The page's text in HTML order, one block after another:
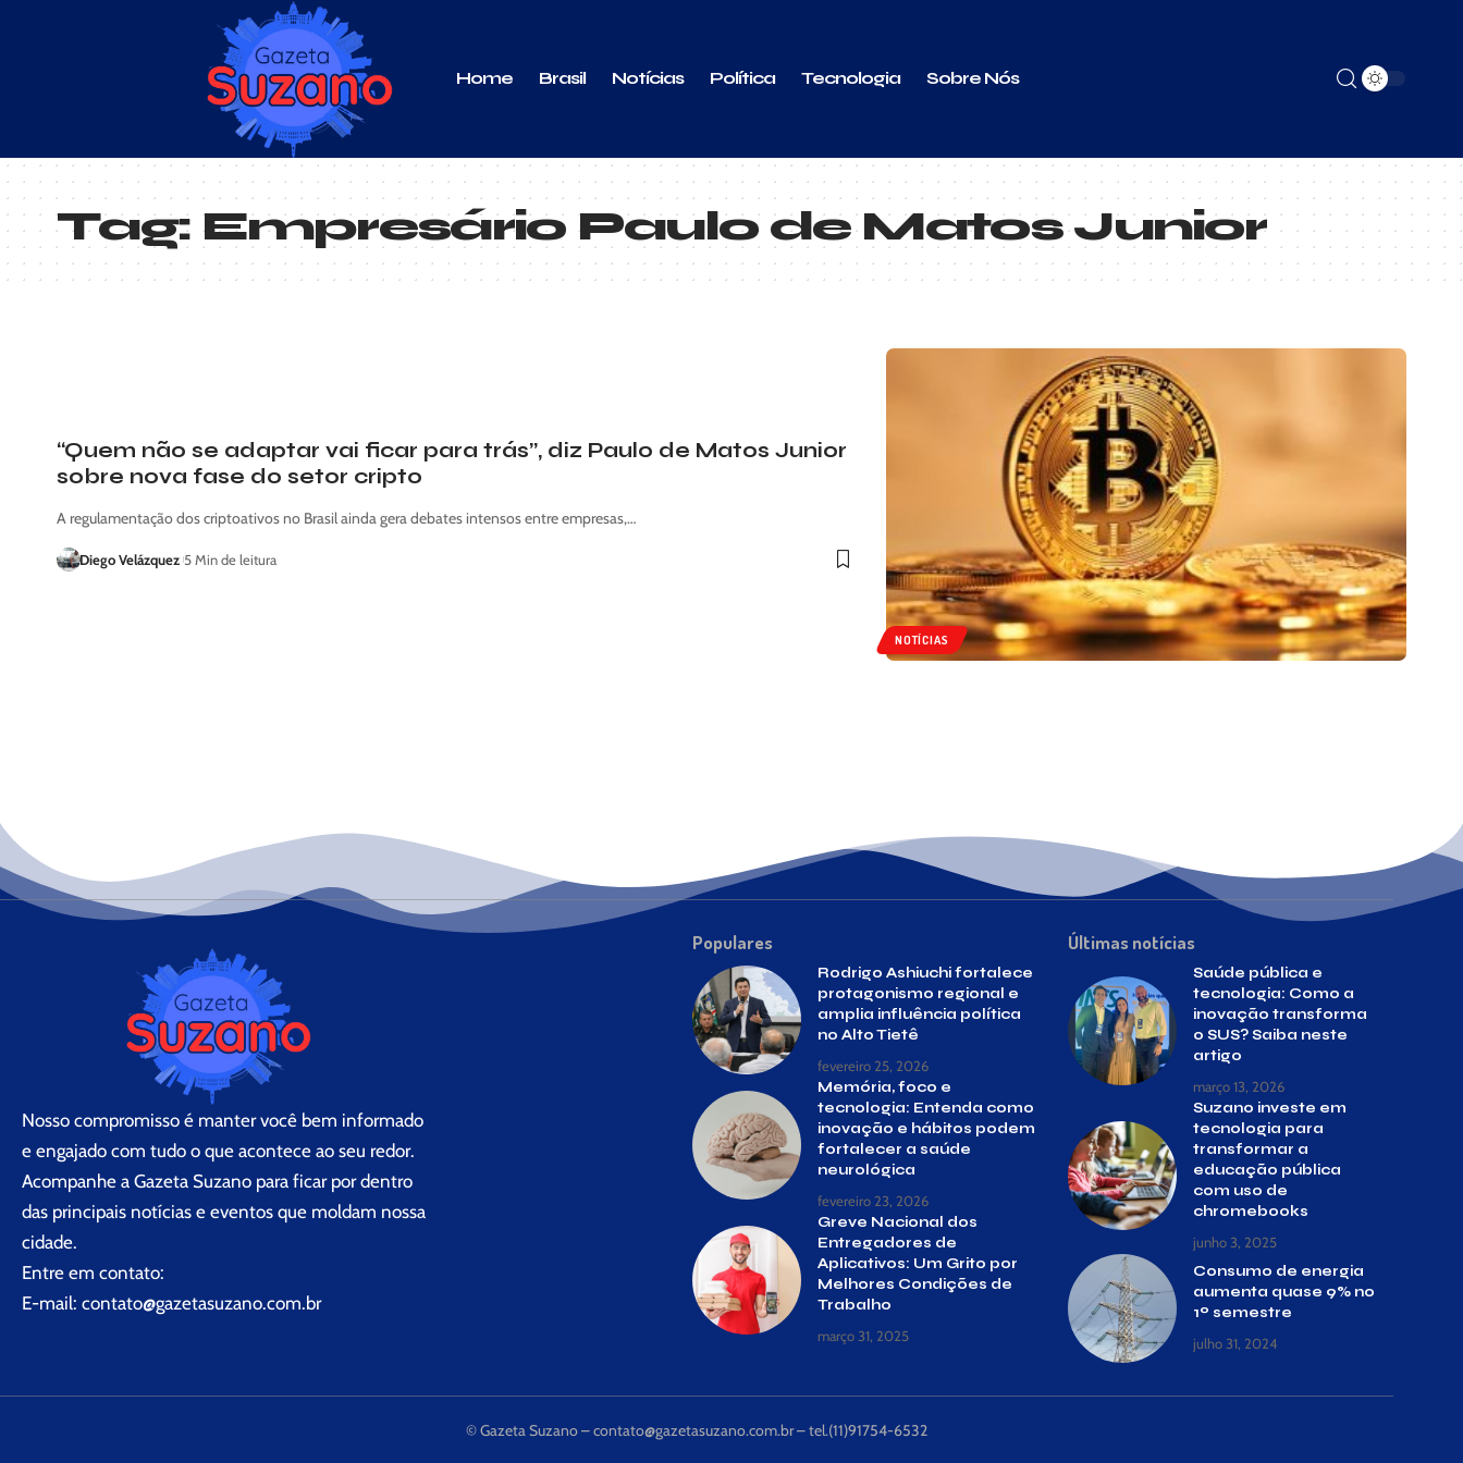
Home Brasil Notícias Política Tecnologia Sobre Nós
Tag: Empresário Paulo de Matos Junior
NOTÍCIAS
“Quem não se adaptar vai ficar para trás”, diz Paulo de Matos Junior
sobre nova fase do setor cripto
A regulamentação dos criptoativos no Brasil ainda gera debates intensos entre empresas,…
Diego Velázquez 5 Min de leitura
Nosso compromisso é manter você bem informado
e engajado com tudo o que acontece ao seu redor.
Acompanhe a Gazeta Suzano para ficar por dentro
das principais notícias e eventos que moldam nossa
cidade.
Entre em contato:
E-mail: contato@gazetasuzano.com.br
Populares
Rodrigo Ashiuchi fortalece
protagonismo regional e
amplia influência política
no Alto Tietê
fevereiro 25, 2026
Memória, foco e
tecnologia: Entenda como
inovação e hábitos podem
fortalecer a saúde
neurológica
fevereiro 23, 2026
Greve Nacional dos
Entregadores de
Aplicativos: Um Grito por
Melhores Condições de
Trabalho
março 31, 2025
Últimas notícias
Saúde pública e
tecnologia: Como a
inovação transforma
o SUS? Saiba neste
artigo
março 13, 2026
Suzano investe em
tecnologia para
transformar a
educação pública
com uso de
chromebooks
junho 3, 2025
Consumo de energia
aumenta quase 9% no
1º semestre
julho 31, 2024
© Gazeta Suzano –contato@gazetasuzano.com.br– tel.(11)91754-6532